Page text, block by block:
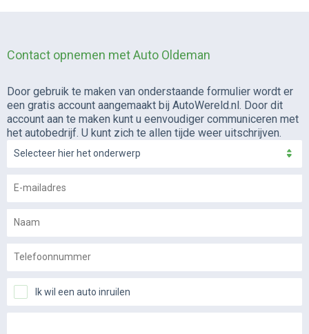
Contact opnemen met Auto Oldeman
Door gebruik te maken van onderstaande formulier wordt er
een gratis account aangemaakt bij AutoWereld.nl. Door dit
account aan te maken kunt u eenvoudiger communiceren met
het autobedrijf. U kunt zich te allen tijde weer uitschrijven.
Selecteer hier het onderwerp
Ik wil een auto inruilen